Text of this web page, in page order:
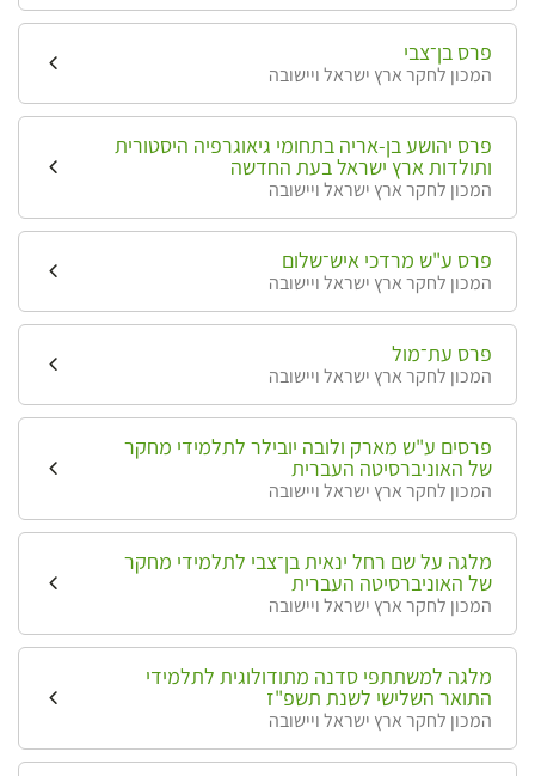
פרס בן־צבי
המכון לחקר ארץ ישראל ויישובה
פרס יהושע בן-אריה בתחומי גיאוגרפיה היסטורית
ותולדות ארץ ישראל בעת החדשה
המכון לחקר ארץ ישראל ויישובה
פרס ע"ש מרדכי איש־שלום
המכון לחקר ארץ ישראל ויישובה
פרס עת־מול
המכון לחקר ארץ ישראל ויישובה
פרסים ע"ש מארק ולובה יובילר לתלמידי מחקר
של האוניברסיטה העברית
המכון לחקר ארץ ישראל ויישובה
מלגה על שם רחל ינאית בן־צבי לתלמידי מחקר
של האוניברסיטה העברית
המכון לחקר ארץ ישראל ויישובה
מלגה למשתתפי סדנה מתודולוגית לתלמידי
התואר השלישי לשנת תשפ"ז
המכון לחקר ארץ ישראל ויישובה